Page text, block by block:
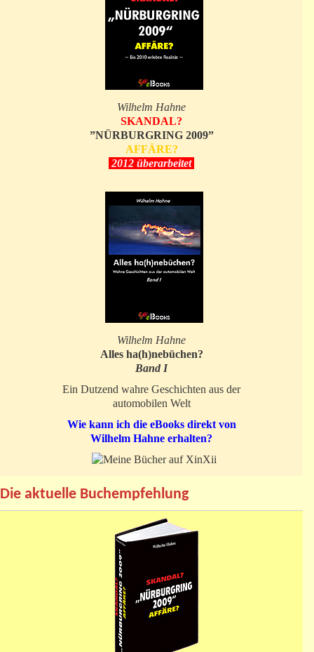
Wilhelm Hahne
SKANDAL?
”NÜRBURGRING 2009”
AFFÄRE?
2012 überarbeitet
Wilhelm Hahne
Alles ha(h)nebüchen?
Band I
Ein Dutzend wahre Geschichten aus der
automobilen Welt
Wie kann ich die eBooks direkt von
Wilhelm Hahne erhalten?
Die aktuelle Buchempfehlung